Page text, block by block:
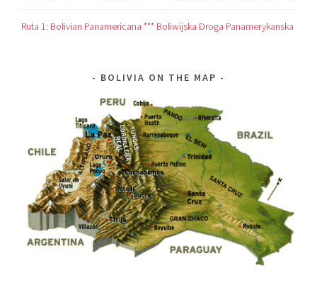
Ruta 1: Bolivian Panamericana *** Boliwijska Droga Panamerykanska
BOLIVIA ON THE MAP